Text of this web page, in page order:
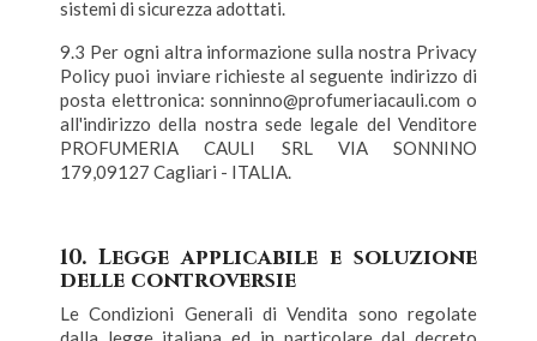
sistemi di sicurezza adottati.
9.3 Per ogni altra informazione sulla nostra Privacy
Policy puoi inviare richieste al seguente indirizzo di
posta elettronica: sonninno@profumeriacauli.com o
all'indirizzo della nostra sede legale del Venditore
PROFUMERIA CAULI SRL VIA SONNINO
179,09127 Cagliari - ITALIA.
10. Legge applicabile e soluzione
delle controversie
Le Condizioni Generali di Vendita sono regolate